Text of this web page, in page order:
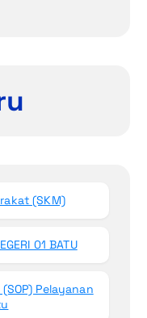
(SKM)
01 BATU
Pelayanan